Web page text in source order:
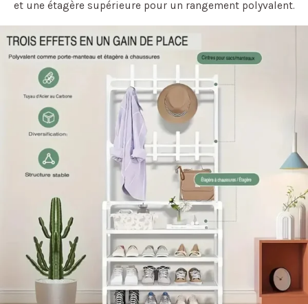
et une étagère supérieure pour un rangement polyvalent.